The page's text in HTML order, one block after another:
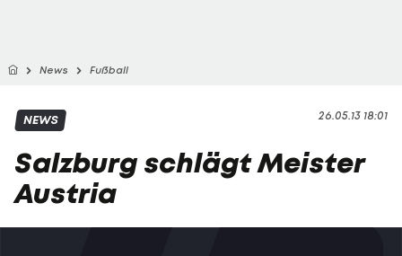
News Fußball
26.05.13 18:01
NEWS
Salzburg schlägt Meister
Austria